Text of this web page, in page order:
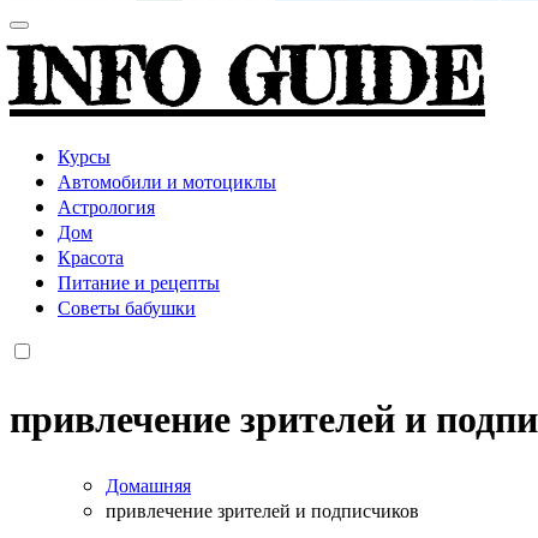
INFO GUIDE
Курсы
Автомобили и мотоциклы
Астрология
Дом
Красота
Питание и рецепты
Советы бабушки
привлечение зрителей и
Домашняя
привлечение зрителей и подписчиков